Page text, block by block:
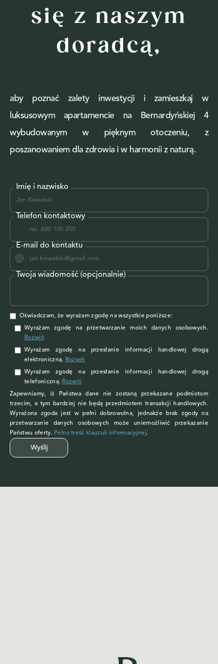
Imię i nazwisko
Telefon kontaktowy
E-mail do kontaktu
Twoja wiadomość (opcjonalnie)
Oświadczam, że wyrażam zgodę na wszystkie poniższe:
Wyrażam zgodę na przetwarzanie moich danych osobowych .
Rozwiń
Wyrażam zgodęna przesłanie informacji handlowej drogą
elektroniczną. Rozwiń
Wyrażam zgodęna przesłanie informacji handlowej drogą
telefoniczną. Rozwiń
Zapewniamy, iż Państwa dane nie zostaną przekazane podmiotom
trzecim, a tym bardziej nie będą przedmiotem transakcji handlowych.
Wyrażona zgoda jest w pełni dobrowolna, jednakże brak zgody na
przetwarzanie danych osobowych może uniemożliwić przekazanie
Państwu oferty. Pełna treść klauzuli informacyjnej.
się z naszym
doradcą,
aby poznać zalety inwestycji i zamieszkaj w
luksusowym apartamencie na Bernardyńskiej 4
wybudowanym w pięknym otoczeniu, z
poszanowaniem dla zdrowia i w harmonii z naturą.